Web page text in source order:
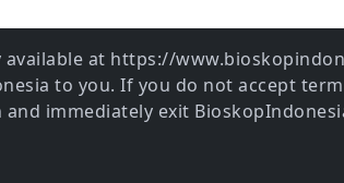
at https://
to you. If you do not accept
immediately exit